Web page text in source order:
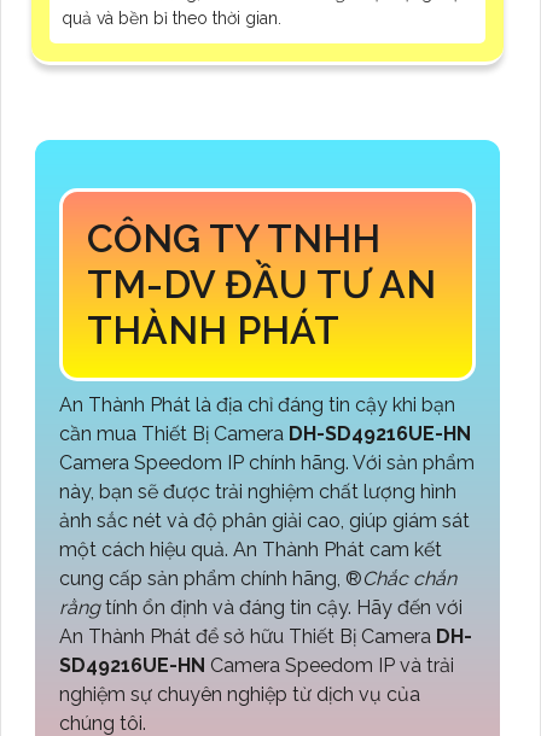
quả và bền bỉ theo thời gian.
CÔNG TY TNHH
TM-DV ĐẦU TƯ AN
THÀNH PHÁT
An Thành Phát là địa chỉ đáng tin cậy khi bạn
cần mua Thiết Bị Camera DH-SD49216UE-HN
Camera Speedom IP chính hãng. Với sản phẩm
này, bạn sẽ được trải nghiệm chất lượng hình
ảnh sắc nét và độ phân giải cao, giúp giám sát
một cách hiệu quả. An Thành Phát cam kết
cung cấp sản phẩm chính hãng, ®️Chắc chắn
rằngtính ổn định và đáng tin cậy. Hãy đến với
An Thành Phát để sở hữu Thiết Bị Camera DH-
SD49216UE-HN Camera Speedom IP và trải
nghiệm sự chuyên nghiệp từ dịch vụ của
chúng tôi.